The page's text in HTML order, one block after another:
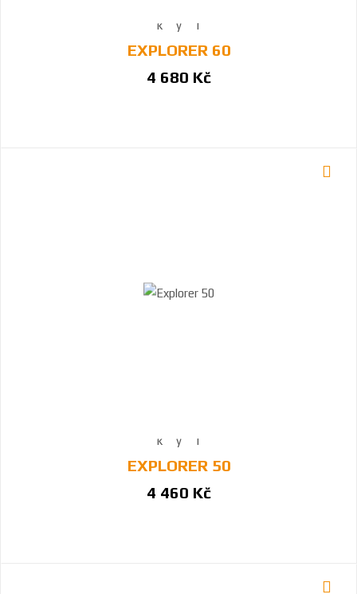
EXPLORER 60
4 680 Kč
EXPLORER 50
4 460 Kč